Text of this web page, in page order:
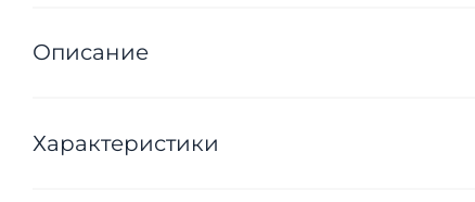
Описание
Характеристики